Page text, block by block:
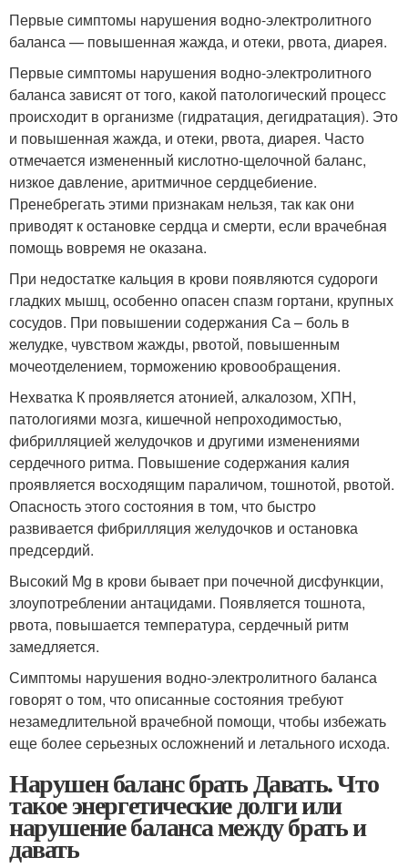
Первые симптомы нарушения водно-электролитного
баланса — повышенная жажда, и отеки, рвота, диарея.
Первые симптомы нарушения водно-электролитного
баланса зависят от того, какой патологический процесс
происходит в организме (гидратация, дегидратация). Это
и повышенная жажда, и отеки, рвота, диарея. Часто
отмечается измененный кислотно-щелочной баланс,
низкое давление, аритмичное сердцебиение.
Пренебрегать этими признакам нельзя, так как они
приводят к остановке сердца и смерти, если врачебная
помощь вовремя не оказана.
При недостатке кальция в крови появляются судороги
гладких мышц, особенно опасен спазм гортани, крупных
сосудов. При повышении содержания Са – боль в
желудке, чувством жажды, рвотой, повышенным
мочеотделением, торможению кровообращения.
Нехватка К проявляется атонией, алкалозом, ХПН,
патологиями мозга, кишечной непроходимостью,
фибрилляцией желудочков и другими изменениями
сердечного ритма. Повышение содержания калия
проявляется восходящим параличом, тошнотой, рвотой.
Опасность этого состояния в том, что быстро
развивается фибрилляция желудочков и остановка
предсердий.
Высокий Mg в крови бывает при почечной дисфункции,
злоупотреблении антацидами. Появляется тошнота,
рвота, повышается температура, сердечный ритм
замедляется.
Симптомы нарушения водно-электролитного баланса
говорят о том, что описанные состояния требуют
незамедлительной врачебной помощи, чтобы избежать
еще более серьезных осложнений и летального исхода.
Нарушен баланс брать Давать. Что
такое энергетические долги или
нарушение баланса между брать и
давать